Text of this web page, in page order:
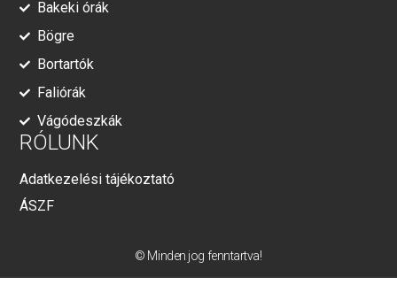
Bakeki órák
Bögre
Bortartók
Faliórák
Vágódeszkák
RÓLUNK
Adatkezelési tájékoztató
ÁSZF
© Minden jog fenntartva!